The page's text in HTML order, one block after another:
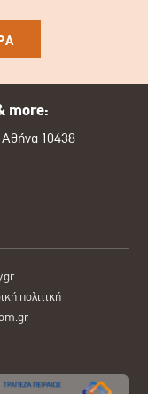
more:
Αθήνα 10438
πολιτική